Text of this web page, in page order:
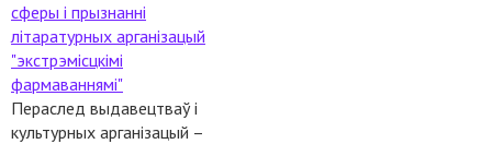
сферы і прызнанні
літаратурных арганізацый
"экстрэмісцкімі
фармаваннямі"
Пераслед выдавецтваў і
культурных арганізацый –